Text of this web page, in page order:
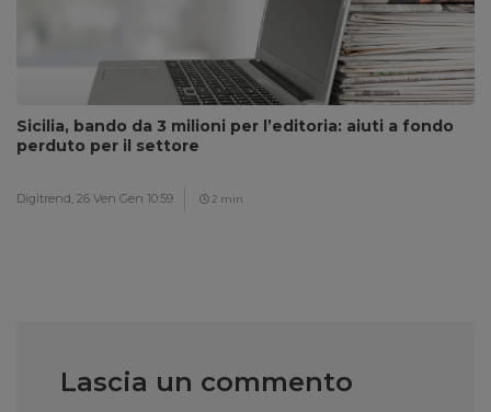
Sicilia, bando da 3 milioni per l’editoria: aiuti a fondo
perduto per il settore
Digitrend, 26 Ven Gen 10:59 2 min
Lascia un commento